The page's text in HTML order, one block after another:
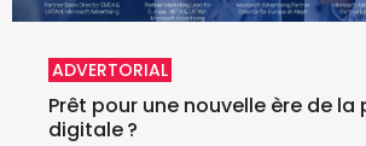
ADVERTORIAL
Prêt pour une nouvelle ère de
digitale ?